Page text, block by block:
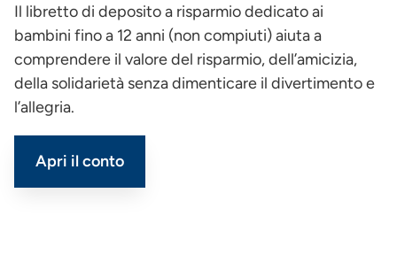
Il libretto di deposito a risparmio dedicato ai
bambini fino a 12 anni (non compiuti) aiuta a
comprendere il valore del risparmio, dell’amicizia,
della solidarietà senza dimenticare il divertimento e
l’allegria.
Apri il conto